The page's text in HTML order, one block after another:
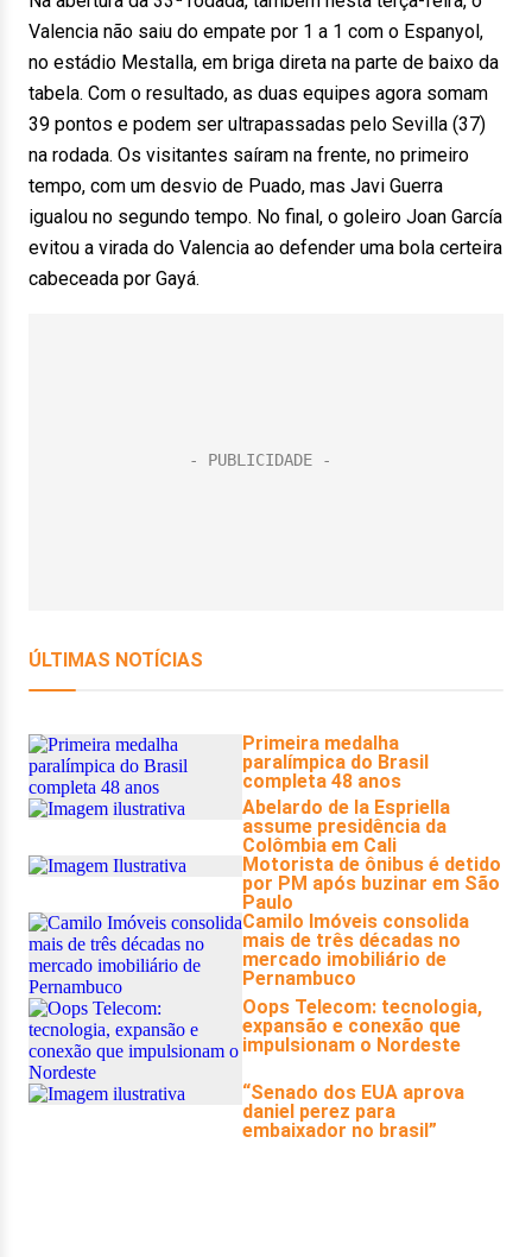
Valencia não saiu do empate por 1 a 1 com o Espanyol,
no estádio Mestalla, em briga direta na parte de baixo da
tabela. Com o resultado, as duas equipes agora somam
39 pontos e podem ser ultrapassadas pelo Sevilla (37)
na rodada. Os visitantes saíram na frente, no primeiro
tempo, com um desvio de Puado, mas Javi Guerra
igualou no segundo tempo. No final, o goleiro Joan García
evitou a virada do Valencia ao defender uma bola certeira
cabeceada por Gayá.